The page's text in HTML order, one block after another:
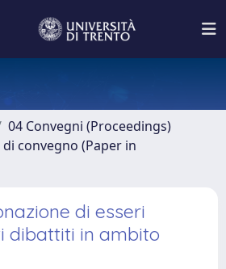
04 Convegni (Proceedings)
convegno (Paper in
di esseri
dibattiti in ambito